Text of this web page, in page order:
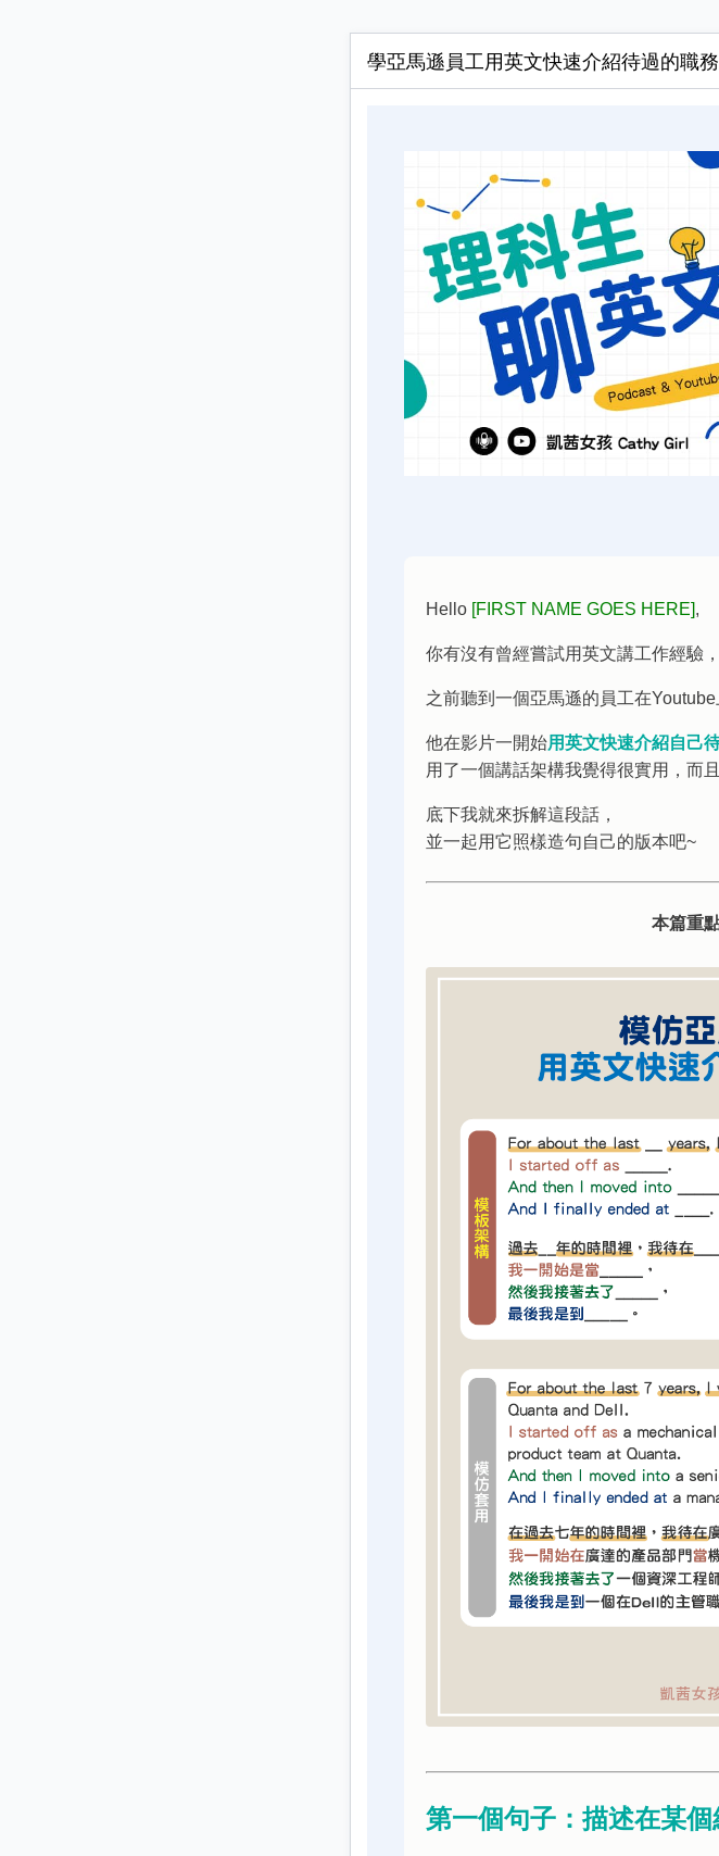
學亞馬遜員工用英文快速介紹待過的職務